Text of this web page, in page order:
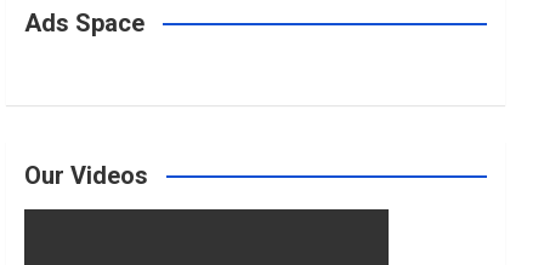
o r r
Ads Space
Our Videos